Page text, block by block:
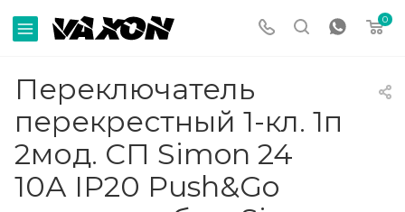
0
Переключатель
перекрестный 1-кл. 1п
2мод. СП Simon 24
10А IP20 Push&Go